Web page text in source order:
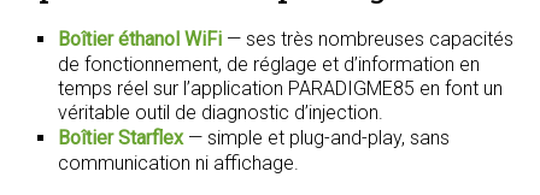
Boîtier éthanol WiFi — ses très nombreuses capacités
de fonctionnement, de réglage et d’information en
temps réel sur l’application PARADIGME85 en font un
véritable outil de diagnostic d’injection.
Boîtier Starflex— simple et plug-and-play, sans
communication ni affichage.